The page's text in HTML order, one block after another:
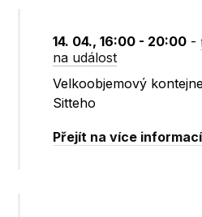
14. 04., 16:00 - 20:00 -
na událost
Velkoobjemový
Sitteho
Přejít na více informací